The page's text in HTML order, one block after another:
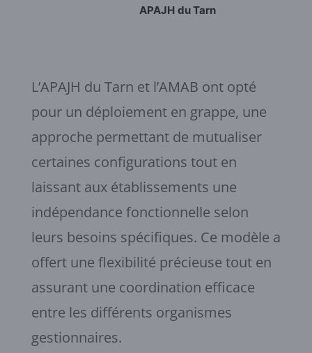
APAJH du Tarn
L’APAJH du Tarn et l’AMAB ont opté
pour un déploiement en grappe, une
approche permettant de mutualiser
certaines configurations tout en
laissant aux établissements une
indépendance fonctionnelle selon
leurs besoins spécifiques. Ce modèle a
offert une flexibilité précieuse tout en
assurant une coordination efficace
entre les différents organismes
gestionnaires.